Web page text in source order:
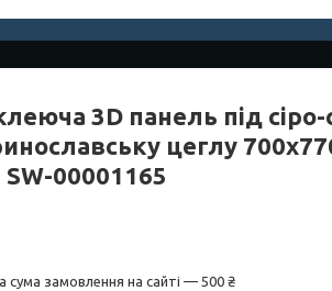
3D панель під
цеглу
SW-00001165
сума замовлення на сайті — 500 ₴